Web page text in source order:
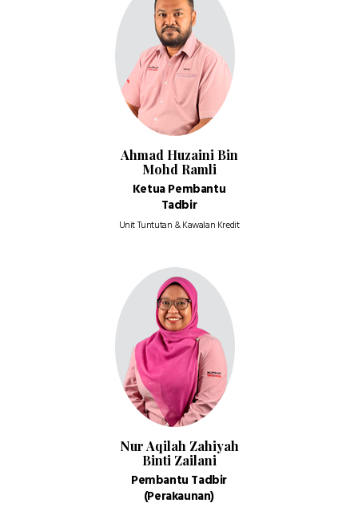
Ahmad Huzaini Bin
Mohd Ramli
Ketua Pembantu
Tadbir
Unit Tuntutan & Kawalan Kredit
Nur Aqilah Zahiyah
Binti Zailani
Pembantu Tadbir
(Perakaunan)